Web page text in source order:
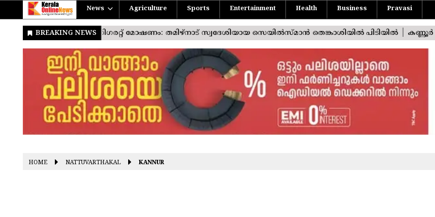
News Agriculture Sports Entertainment Health Business Pravasi
HOME NATTUVARTHAKAL KANNUR